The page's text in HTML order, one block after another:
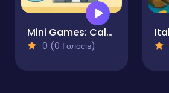
Mini Games: Calm and Puzzle
0 (0 Голосів)